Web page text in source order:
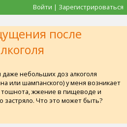
Войти | Зарегистрироваться
после
небольших доз алкоголя
или шампанского) у меня возникает
жжение в пищеводе и
застряло. Что это может быть?